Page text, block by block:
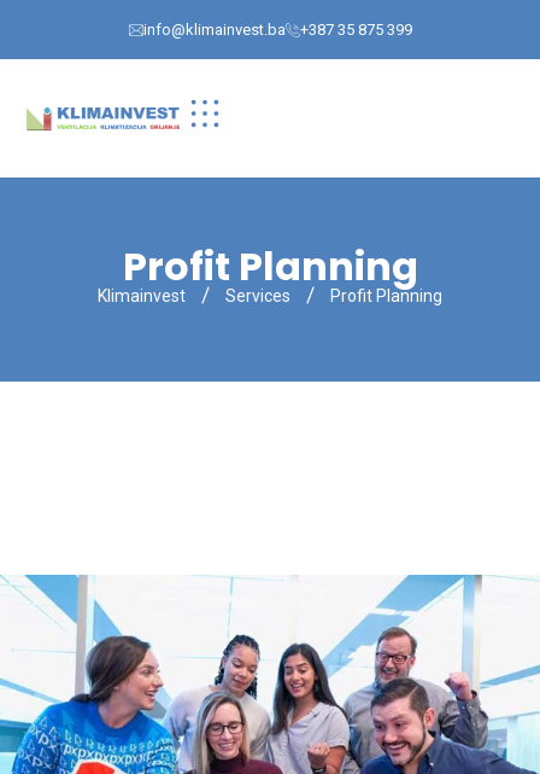
info@klimainvest.ba +387 35 875 399
Profit Planning
Klimainvest Services Profit Planning